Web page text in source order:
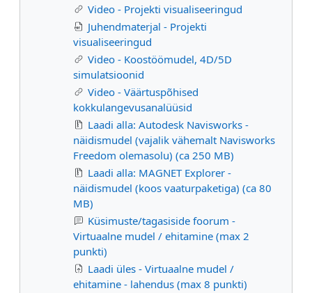
Video - Projekti visualiseeringud
Juhendmaterjal - Projekti
visualiseeringud
Video - Koostöömudel, 4D/5D
simulatsioonid
Video - Väärtuspõhised
kokkulangevusanalüüsid
Laadi alla: Autodesk Navisworks -
näidismudel (vajalik vähemalt Navisworks
Freedom olemasolu) (ca 250 MB)
Laadi alla: MAGNET Explorer -
näidismudel (koos vaaturpaketiga) (ca 80
MB)
Küsimuste/tagasiside foorum -
Virtuaalne mudel / ehitamine (max 2
punkti)
Laadi üles - Virtuaalne mudel /
ehitamine - lahendus (max 8 punkti)